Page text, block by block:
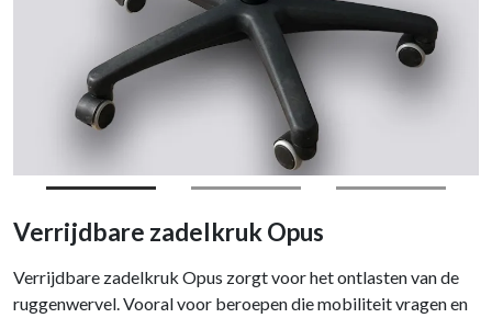
Verrijdbare zadelkruk Opus
Verrijdbare zadelkruk Opus zorgt voor het ontlasten van de
ruggenwervel. Vooral voor beroepen die mobiliteit vragen en